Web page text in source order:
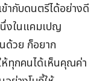
ากับดนตรีได้อย่างดี
งในแคมเปญ
ด้วย ก็อยาก
ทุกคนได้เห็นคุณค่า